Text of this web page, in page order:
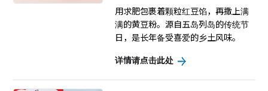
用求肥包裹着颗粒红豆馅，再撒上满
满的黄豆粉。源自五岛列岛的传统节
日，是长年备受喜爱的乡土风味。
详情请点击此处